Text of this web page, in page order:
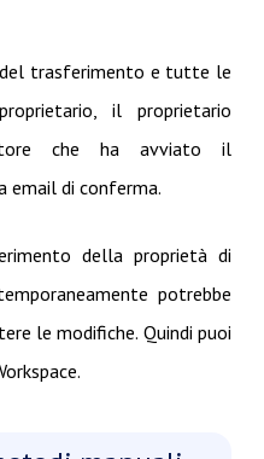
trasferimento e tutte le
il proprietario
che ha avviato il
email di conferma.
della proprietà di
potrebbe
le modifiche. Quindi puoi